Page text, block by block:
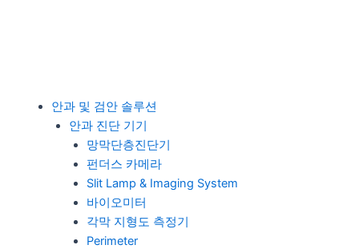
안과 및 검안 솔루션
안과 진단 기기
망막단층진단기
펀더스 카메라
Slit Lamp & Imaging System
바이오미터
각막 지형도 측정기
Perimeter